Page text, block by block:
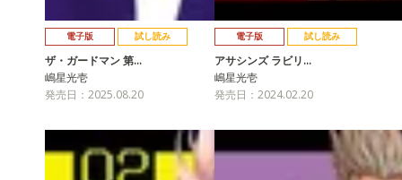
電子版 試し読み
ザ・ガードマン 第…
嶋星光壱
発売日：2025.08.20
電子版 試し読み
アサシンズ ラビリ…
嶋星光壱
発売日：2024.02.20